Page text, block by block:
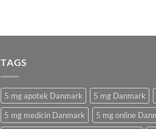
TAGS
5 mg apotek Danmark 5 mg Danmark
5 mg medicin Danmark
5 mg online